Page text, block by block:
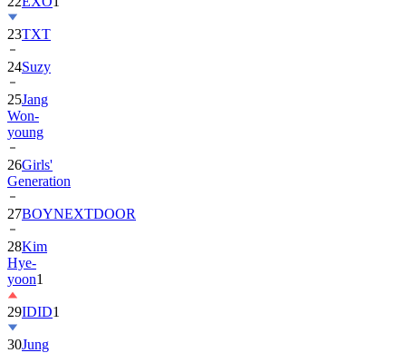
24Suzy
25Jang
Won-
young
26Girls'
Generation
27BOYNEXTDOOR
28Kim
Hye-
yoon1
29IDID
30Jung
Hae-
in